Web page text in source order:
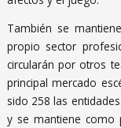
También se
propio sector
circularán por otros
principal mercado
sido 258 las
y se mantiene como